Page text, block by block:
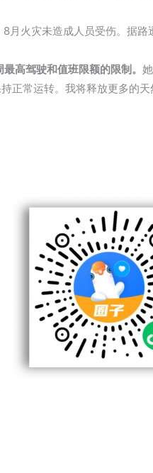
8月火灾未造成人员受伤。据
高驾驶和值班限额的限制。
正常运转。我将释放更多的